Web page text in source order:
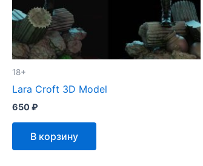
18+
Lara Croft 3D Model
650₽
В корзину